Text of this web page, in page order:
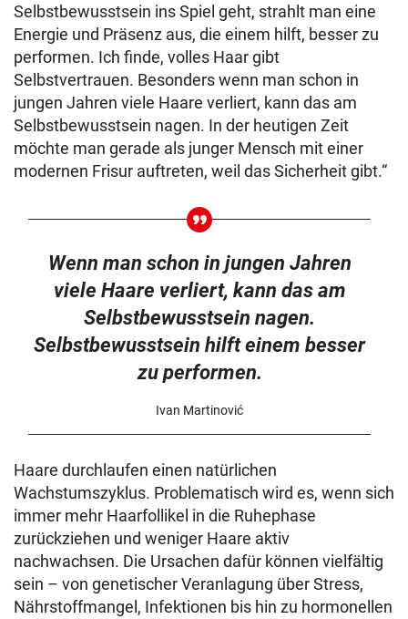
Selbstbewusstsein ins Spiel geht, strahlt man eine
Energie und Präsenz aus, die einem hilft, besser zu
performen. Ich finde, volles Haar gibt
Selbstvertrauen. Besonders wenn man schon in
jungen Jahren viele Haare verliert, kann das am
Selbstbewusstsein nagen. In der heutigen Zeit
möchte man gerade als junger Mensch mit einer
modernen Frisur auftreten, weil das Sicherheit gibt.“
Wenn man schon in jungen Jahren
viele Haare verliert, kann das am
Selbstbewusstsein nagen.
Selbstbewusstsein hilft einem besser
zu performen.
Ivan Martinović
Haare durchlaufen einen natürlichen
Wachstumszyklus. Problematisch wird es, wenn sich
immer mehr Haarfollikel in die Ruhephase
zurückziehen und weniger Haare aktiv
nachwachsen. Die Ursachen dafür können vielfältig
sein – von genetischer Veranlagung über Stress,
Nährstoffmangel, Infektionen bis hin zu hormonellen